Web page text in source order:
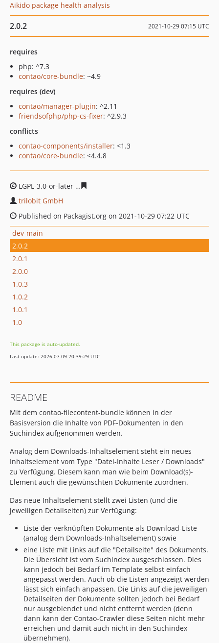
Aikido package health analysis
2.0.2 2021-10-29 07:15 UTC
requires
php: ^7.3
contao/core-bundle: ~4.9
requires (dev)
contao/manager-plugin: ^2.11
friendsofphp/php-cs-fixer: ^2.9.3
conflicts
contao-components/installer: <1.3
contao/core-bundle: <4.4.8
LGPL-3.0-or-later
trilobit GmbH
Published on Packagist.org on 2021-10-29 07:22 UTC
dev-main
2.0.2
2.0.1
2.0.0
1.0.3
1.0.2
1.0.1
1.0
This package is auto-updated.
Last update: 2026-07-09 20:39:29 UTC
README
Mit dem contao-filecontent-bundle können in der
Basisversion die Inhalte von PDF-Dokumenten in den
Suchindex aufgenommen werden.
Analog dem Downloads-Inhaltselement steht ein neues
Inhaltselement vom Type "Datei-Inhalte Leser / Downloads"
zu Verfügung. Diesem kann man wie beim Download(s)-
Element auch die gewünschten Dokumente zuordnen.
Das neue Inhaltselement stellt zwei Listen (und die
jeweiligen Detailseiten) zur Verfügung:
Liste der verknüpften Dokumente als Download-Liste
(analog dem Downloads-Inhaltselement) sowie
eine Liste mit Links auf die "Detailseite" des Dokuments.
Die Übersicht ist vom Suchindex ausgeschlossen. Dies
kann jedoch bei Bedarf im Template selbst einfach
angepasst werden. Auch ob die Listen angezeigt werden
lässt sich einfach anpassen. Die Links auf die jeweiligen
Detailseiten der Dokumente sollten jedoch bei Bedarf
nur ausgeblendet und nicht entfernt werden (denn
dann kann der Contao-Crawler diese Seiten nicht mehr
erreichen und damit auch nicht in den Suchindex
übernehmen).